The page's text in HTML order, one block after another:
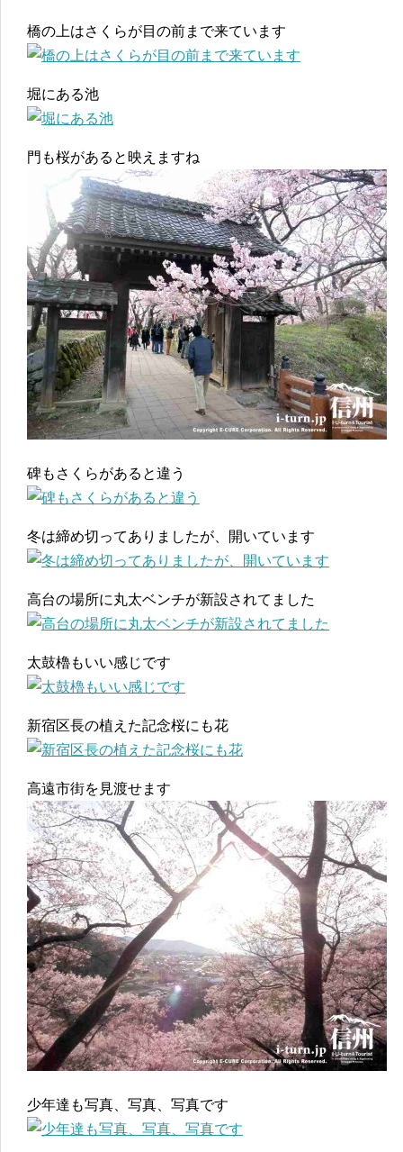
橋の上はさくらが目の前まで来ています
堀にある池
門も桜があると映えますね
碑もさくらがあると違う
冬は締め切ってありましたが、開いています
高台の場所に丸太ベンチが新設されてました
太鼓櫓もいい感じです
新宿区長の植えた記念桜にも花
高遠市街を見渡せます
少年達も写真、写真、写真です